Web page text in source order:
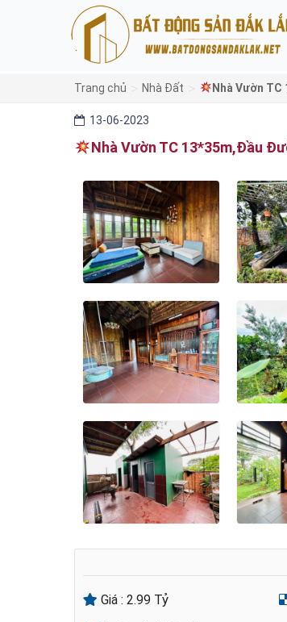
Trang chủ Nhà Đất Nhà Vườn
13-06-2023
Nhà Vườn TC 13*35m,Đầu
Giá : 2.99 Tỷ